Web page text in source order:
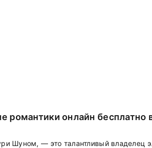
романтики онлайн бесплатно
Шуном, — это талантливый владелец